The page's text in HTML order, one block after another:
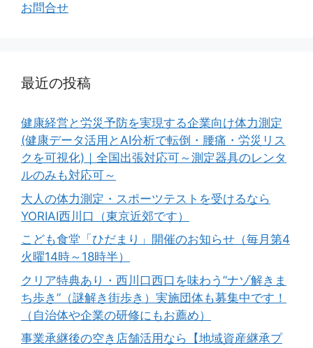
お問合せ
最近の投稿
健康経営と労災予防を実現する企業向け体力測定
(健康データ活用とAI分析で転倒・腰痛・労災リス
クを可視化)｜全国出張対応可～測定器具のレンタ
ルのみも対応可～
大人の体力測定・スポーツテストを受けるなら
YORIAI西川口（東京近郊です）
こども食堂「ひだまり」開催のお知らせ（毎月第4
火曜14時～18時半）
クリア特典あり・西川口西口を味わう”ナゾ解きま
ち歩き”（謎解き街歩き）実施団体も募集中です！
（自治体や企業の研修にもお薦め）
事業承継後の空き店舗活用なら【地域資産継承プ